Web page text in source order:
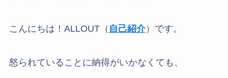
こんにちは！ALLOUT（ 自己紹介）です。
怒られていることに納得がいかなくても、